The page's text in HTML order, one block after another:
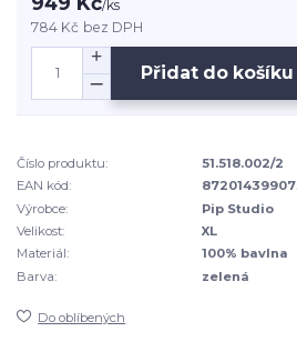
/ks
784 Kč bez DPH
Přidat do košíku
Číslo produktu:
51.518.002/2
EAN kód:
Výrobce:
Pip Studio
Velikost:
XL
Materiál:
100% bavlna
Barva:
zelená
Do oblíbených